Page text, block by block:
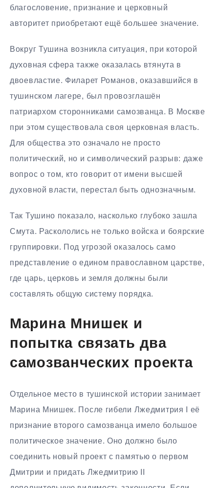
благословение, признание и церковный
авторитет приобретают ещё большее значение.
Вокруг Тушина возникла ситуация, при которой
духовная сфера также оказалась втянута в
двоевластие. Филарет Романов, оказавшийся в
тушинском лагере, был провозглашён
патриархом сторонниками самозванца. В Москве
при этом существовала своя церковная власть.
Для общества это означало не просто
политический, но и символический разрыв: даже
вопрос о том, кто говорит от имени высшей
духовной власти, перестал быть однозначным.
Так Тушино показало, насколько глубоко зашла
Смута. Раскололись не только войска и боярские
группировки. Под угрозой оказалось само
представление о едином православном царстве,
где царь, церковь и земля должны были
составлять общую систему порядка.
Марина Мнишек и
попытка связать два
самозванческих проекта
Отдельное место в тушинской истории занимает
Марина Мнишек. После гибели Лжедмитрия I её
признание второго самозванца имело большое
политическое значение. Оно должно было
соединить новый проект с памятью о первом
Дмитрии и придать Лжедмитрию II